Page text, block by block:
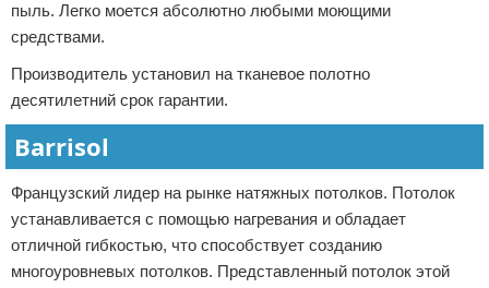
пыль. Легко моется абсолютно любыми моющими
средствами.
Производитель установил на тканевое полотно
десятилетний срок гарантии.
Barrisol
Французский лидер на рынке натяжных потолков. Потолок
устанавливается с помощью нагревания и обладает
отличной гибкостью, что способствует созданию
многоуровневых потолков. Представленный потолок этой